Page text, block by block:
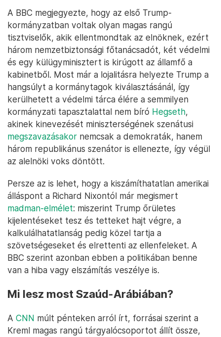
A BBC megjegyezte, hogy az első Trump-
kormányzatban voltak olyan magas rangú
tisztviselők, akik ellentmondtak az elnöknek, ezért
három nemzetbiztonsági főtanácsadót, két védelmi
és egy külügyminisztert is kirúgott az államfő a
kabinetből. Most már a lojalitásra helyezte Trump a
hangsúlyt a kormánytagok kiválasztásánál, így
kerülhetett a védelmi tárca élére a semmilyen
kormányzati tapasztalattal nem bíró Hegseth,
akinek kinevezését miniszterségének szenátusi
megszavazásakor nemcsak a demokraták, hanem
három republikánus szenátor is ellenezte, így végül
az alelnöki voks döntött.
Persze az is lehet, hogy a kiszámíthatatlan amerikai
álláspont a Richard Nixontól már megismert
madman-elmélet: miszerint Trump őrületes
kijelentéseket tesz és tetteket hajt végre, a
kalkulálhatatlanság pedig közel tartja a
szövetségeseket és elrettenti az ellenfeleket. A
BBC szerint azonban ebben a politikában benne
van a hiba vagy elszámítás veszélye is.
Mi lesz most Szaúd-Arábiában?
A CNN múlt pénteken arról írt, forrásai szerint a
Kreml magas rangú tárgyalócsoportot állít össze,